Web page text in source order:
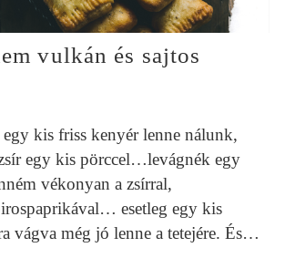
vulkán és sajtos
egy kis friss kenyér lenne nálunk,
egy kis pörccel…levágnék egy
vékonyan a zsírral,
esetleg egy kis
vágva még jó lenne a tetejére. És…